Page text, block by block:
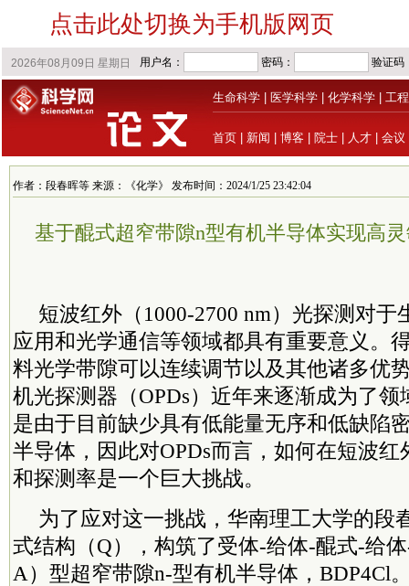
点击此处切换为手机版网页
生命科学 医学科学 化学科学 工
首页 新闻 博客 院士 人才 会议
作者：段春晖等 来源：《化学》 发布时间：2024/1/25 23:42:04
基于醌式超窄带隙n型有机半导体实现高
短波红外（1000-2700 nm）光探测对于
应用和光学通信等领域都具有重要意义。
料光学带隙可以连续调节以及其他诸多优
机光探测器（OPDs）近年来逐渐成为了
是由于目前缺少具有低能量无序和低缺陷
半导体，因此对OPDs而言，如何在短波
和探测率是一个巨大挑战。
为了应对这一挑战，华南理工大学的段
式结构（Q），构筑了受体-给体-醌式-给
A）型超窄带隙n-型有机半导体，BDP4Cl